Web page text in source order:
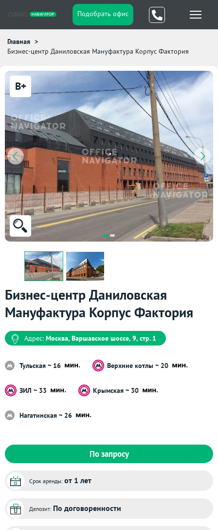
Подобрать офис
Главная
Бизнес-центр Даниловская Мануфактура Корпус Фактория
B+
Бизнес-центр Даниловская
Мануфактура Корпус Фактория
Адрес: Москва, Варшавское шоссе, 9, стр. 1
Тульская ~ 16 Верхние котлы ~ 20
ЗИЛ ~ 33 Крымская ~ 30
Нагатинская ~ 26
По запросу
Срок аренды: от 1 лет
Депозит: По договоренности